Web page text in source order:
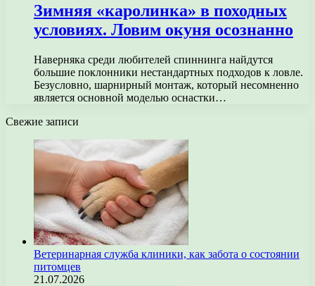
Зимняя «каролинка» в походных
условиях. Ловим окуня осознанно
Наверняка среди любителей спиннинга найдутся
большие поклонники нестандартных подходов к ловле.
Безусловно, шарнирный монтаж, который несомненно
является основной моделью оснастки…
Свежие записи
Ветеринарная служба клиники, как забота о состоянии
питомцев
21.07.2026